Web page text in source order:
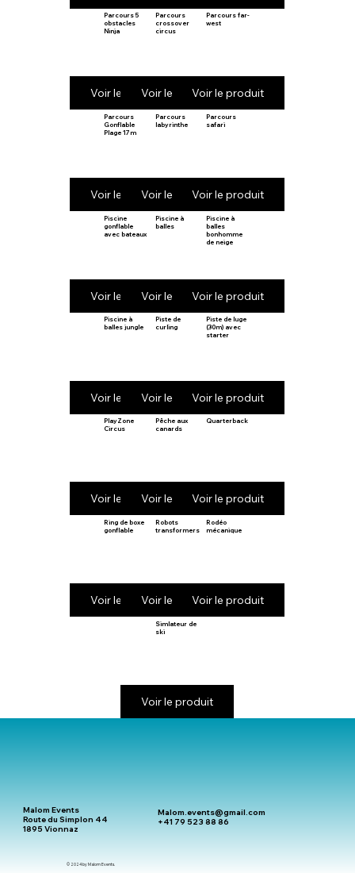
Parcours 5
obstacles
Ninja
Voir le produit
Parcours
crossover
circus
Voir le produit
Parcours far-
west
Voir le produit
Parcours
Gonflable
Plage 17m
Voir le produit
Parcours
labyrinthe
Voir le produit
Parcours
safari
Voir le produit
Piscine
gonflable
avec bateaux
Voir le produit
Piscine à
balles
Voir le produit
Piscine à
balles
bonhomme
de neige
Voir le produit
Piscine à
balles jungle
Voir le produit
Piste de
curling
Voir le produit
Piste de luge
(30m) avec
starter
Voir le produit
PlayZone
Circus
Voir le produit
Pêche aux
canards
Voir le produit
Quarterback
Voir le produit
Ring de boxe
gonflable
Voir le produit
Robots
transformers
Voir le produit
Rodéo
mécanique
Voir le produit
Simlateur de
ski
Voir le produit
Malom Events
Route du Simplon 44
1895 Vionnaz
© 2024 by Malom Events.
Malom.events@gmail.com
+41 79 523 88 86